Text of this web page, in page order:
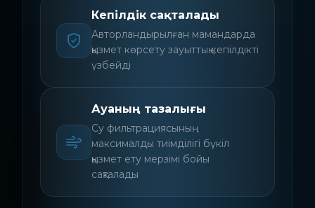
Кепілдік сақталады
Авторландырылған мамандарда
қызмет көрсету зауыттық кепілдікті
үзбейді
Ауаның тазалығы
Су фильтрациясының
максималды тиімділігі бүкіл
қызмет ету мерзімі бойы
сақталады